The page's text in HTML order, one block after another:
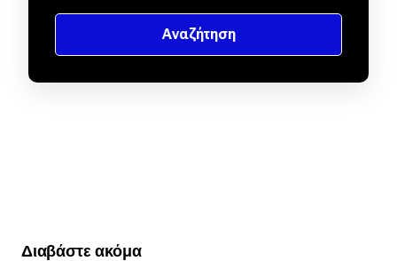
Διαβάστε ακόμα